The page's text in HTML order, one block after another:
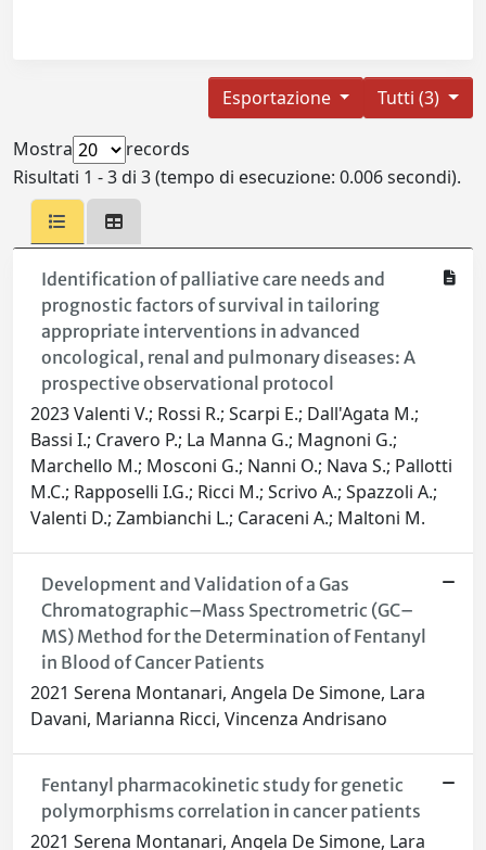
Tutti (3)
Esportazione
Mostra
records
Risultati 1 - 3 di 3 (tempo di esecuzione: 0.006 secondi).
Identification of palliative care needs and
prognostic factors of survival in tailoring
appropriate interventions in advanced
oncological, renal and pulmonary diseases: A
prospective observational protocol
2023 Valenti V.; Rossi R.; Scarpi E.; Dall'Agata M.;
Bassi I.; Cravero P.; La Manna G.; Magnoni G.;
Marchello M.; Mosconi G.; Nanni O.; Nava S.; Pallotti
M.C.; Rapposelli I.G.; Ricci M.; Scrivo A.; Spazzoli A.;
Valenti D.; Zambianchi L.; Caraceni A.; Maltoni M.
Development and Validation of a Gas
Chromatographic–Mass Spectrometric (GC–
MS) Method for the Determination of Fentanyl
in Blood of Cancer Patients
2021 Serena Montanari, Angela De Simone, Lara
Davani, Marianna Ricci, Vincenza Andrisano
Fentanyl pharmacokinetic study for genetic
polymorphisms correlation in cancer patients
2021 Serena Montanari, Angela De Simone, Lara